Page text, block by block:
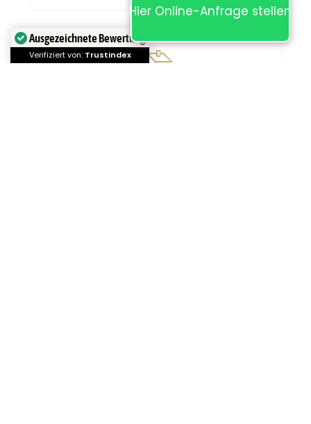
Ausgezeichnete Bewertung
Hier Online-Anfrage stellen